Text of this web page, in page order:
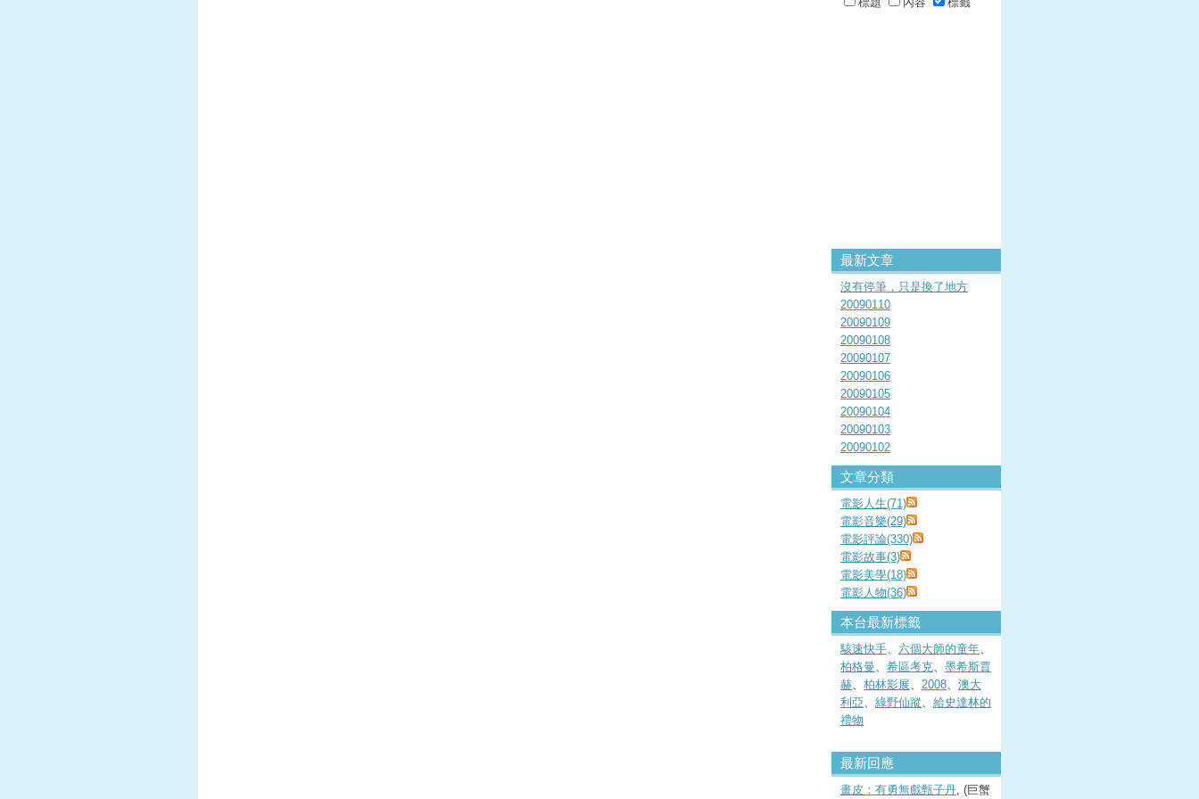
最新文章
沒有停筆，只是換了地方
20090110
20090109
20090108
20090107
20090106
20090105
20090104
20090103
20090102
文章分類
電影人生(71)
電影音樂(29)
電影評論(330)
電影故事(3)
電影美學(18)
電影人物(36)
本台最新標籤
駭速快手、 六個大師的童年、
柏格曼、 希區考克、 墨希斯賈
赫、 柏林影展、 2008、 澳大
利亞、 綠野仙蹤、 給史達林的
禮物
最新回應
畫皮：有勇無戲甄子丹, (巨蟹